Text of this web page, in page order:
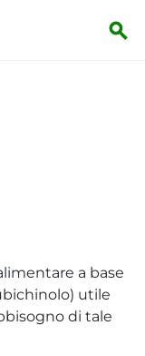
a base
utile
di tale